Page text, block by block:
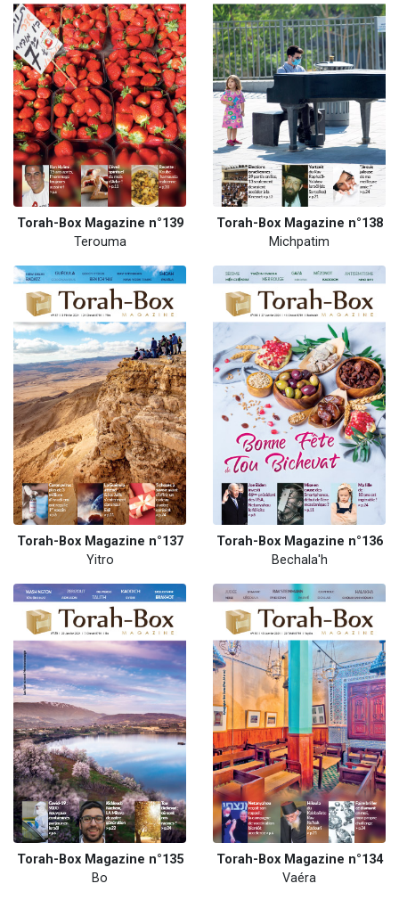
Torah-Box Magazine n°139
Terouma
Torah-Box Magazine n°138
Michpatim
Torah-Box Magazine n°137
Yitro
Torah-Box Magazine n°136
Bechala'h
Torah-Box Magazine n°135
Bo
Torah-Box Magazine n°134
Vaéra